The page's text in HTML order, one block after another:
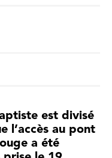
est divisé
l’accès au pont
a été